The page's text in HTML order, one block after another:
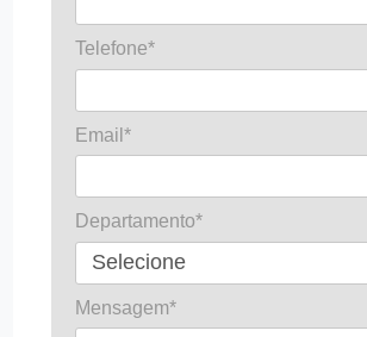
Telefone*
Email*
Departamento*
Mensagem*